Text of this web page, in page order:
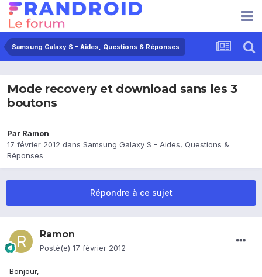
Samsung Galaxy S - Aides, Questions & Réponses
Mode recovery et download sans les 3
boutons
Par Ramon
17 février 2012 dans Samsung Galaxy S - Aides, Questions &
Réponses
Répondre à ce sujet
Ramon
Posté(e) 17 février 2012
Bonjour,